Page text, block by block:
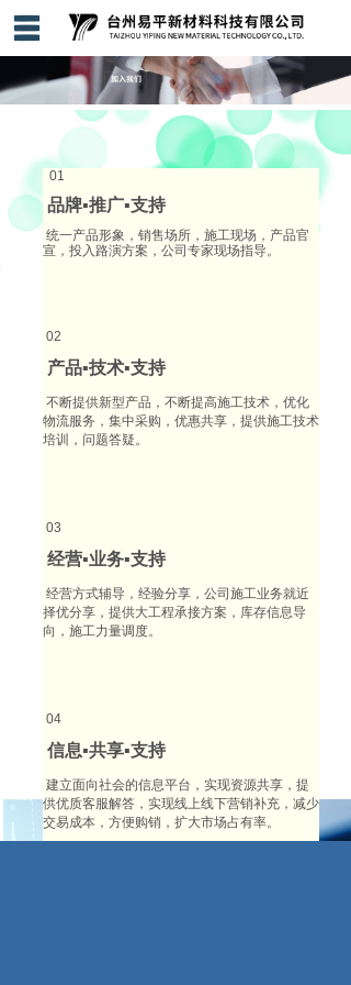
首页
关于我们
产品中心
案例展示
新闻中心
01
品牌▪推广▪支持
统一产品形象，销售场所，施工现场，产品官
宣，投入路演方案，公司专家现场指导。
02
产品▪技术▪支持
不断提供新型产品，不断提高施工技术，优化
物流服务，集中采购，优惠共享，提供施工技术
培训，问题答疑。
03
经营▪业务▪支持
经营方式辅导，经验分享，公司施工业务就近
择优分享，提供大工程承接方案，库存信息导
向，施工力量调度。
04
信息▪共享▪支持
建立面向社会的信息平台，实现资源共享，提
供优质客服解答，实现线上线下营销补充，减少
交易成本，方便购销，扩大市场占有率。